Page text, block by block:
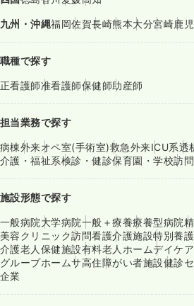
九州・沖縄福岡佐賀長崎熊本大分宮崎鹿
職種で探す
正看護師准看護師保健師助産師
担当業務で探す
病棟外来オペ室(手術室)救急外来ICU系透
介護・福祉系検診・健診保育園・学校訪
施設形態で探す
一般病院大学病院一般＋療養療養型病院
美容クリニック訪問看護介護施設特別養
介護老人保健施設有料老人ホームデイケ
グループホームサ高住障がい者施設健診
企業